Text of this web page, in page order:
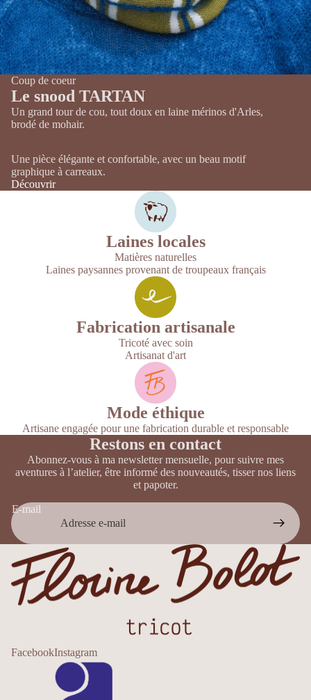
Coup de coeur
Le snood TARTAN
Un grand tour de cou, tout doux en laine mérinos d'Arles,
brodé de mohair.
Une pièce élégante et confortable, avec un beau motif
graphique à carreaux.
Découvrir
Laines locales
Matières naturelles
Laines paysannes provenant de troupeaux français
Fabrication artisanale
Tricoté avec soin
Artisanat d'art
Mode éthique
Artisane engagée pour une fabrication durable et responsable
Restons en contact
Abonnez-vous à ma newsletter mensuelle, pour suivre mes
aventures à l’atelier, être informé des nouveautés, tisser nos liens
et papoter.
E-mail
FacebookInstagram